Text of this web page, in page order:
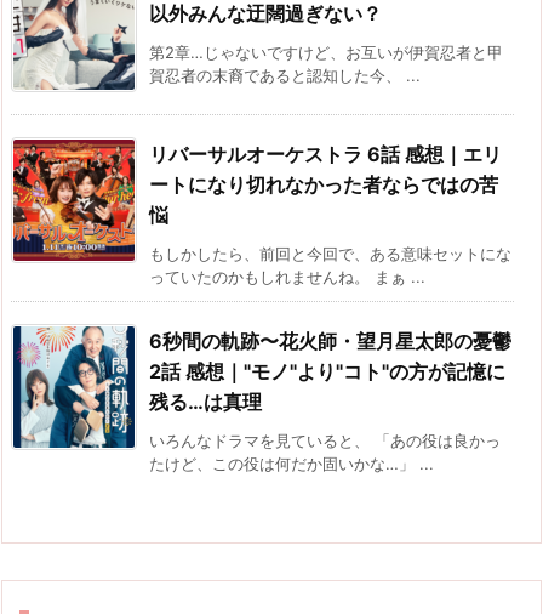
以外みんな迂闊過ぎない？
第2章…じゃないですけど、お互いが伊賀忍者と甲
賀忍者の末裔であると認知した今、 ...
リバーサルオーケストラ 6話 感想｜エリ
ートになり切れなかった者ならではの苦
悩
もしかしたら、前回と今回で、ある意味セットにな
っていたのかもしれませんね。 まぁ ...
6秒間の軌跡〜花火師・望月星太郎の憂鬱
2話 感想｜"モノ"より"コト"の方が記憶に
残る…は真理
いろんなドラマを見ていると、 「あの役は良かっ
たけど、この役は何だか固いかな…」 ...